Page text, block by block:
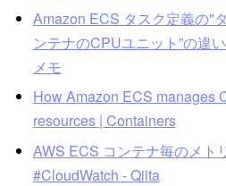
Amazon ECS タスク定義の"
ンテナのCPUユニット”の違
メモ
How Amazon ECS manages
resources | Containers
AWS ECS コンテナ毎のメト
#CloudWatch - Qiita